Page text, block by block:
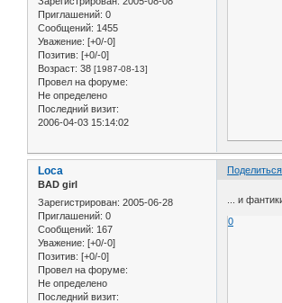
Приглашений: 0
Сообщений: 1455
Уважение: [+0/-0]
Позитив: [+0/-0]
Возраст: 38 [1987-08-13]
Провел на форуме:
Не определено
Последний визит:
2006-04-03 15:14:02
Поделиться
Loca
BAD girl
Зарегистрирован: 2005-06-28
Приглашений: 0
Сообщений: 167
Уважение: [+0/-0]
Позитив: [+0/-0]
Провел на форуме:
Не определено
Последний визит:
... и
0